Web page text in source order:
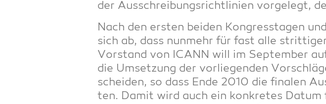
der Aus­schrei­bungs­richt­li­ni­en vor­ge­legt,
Nach den ers­ten bei­den Kon­gress­ta­gen
sich ab, dass nun­mehr für fast alle
Vor­stand von ICANN will im Sep­tem­ber
die Umset­zung der vor­lie­gen­den
schei­den, so dass Ende 2010 die fina­len
ten. Damit wird auch ein kon­kre­tes